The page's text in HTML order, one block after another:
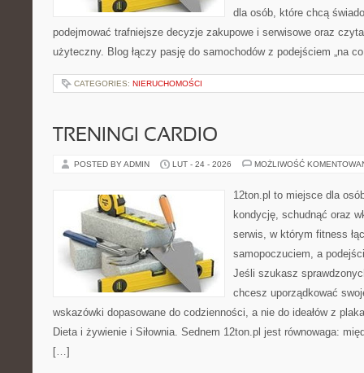
dla osób, które chcą
podejmować trafniejsze decyzje zakupowe i serwisowe oraz
użyteczny. Blog łączy pasję do samochodów z podejściem „na
CATEGORIES: NIERUCHOMOŚCI
TRENINGI CARDIO
POSTED BY ADMIN LUT - 24 - 2026 MOŻLIWOŚĆ
12ton.pl to miejsce dla
kondycję, schudnąć oraz
serwis, w którym fitness
samopoczuciem, a
Jeśli szukasz
chcesz uporządkować
wskazówki dopasowane do codzienności, a nie do ideałów z
Dieta i żywienie i Siłownia. Sednem 12ton.pl jest równowaga:
[…]